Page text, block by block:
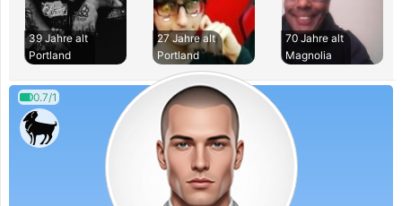
39 Jahre alt
Portland
27 Jahre alt
Portland
70 Jahre alt
Magnolia
0.7/1